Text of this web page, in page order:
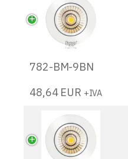
782-BM-9BN
48,64 EUR +IVA